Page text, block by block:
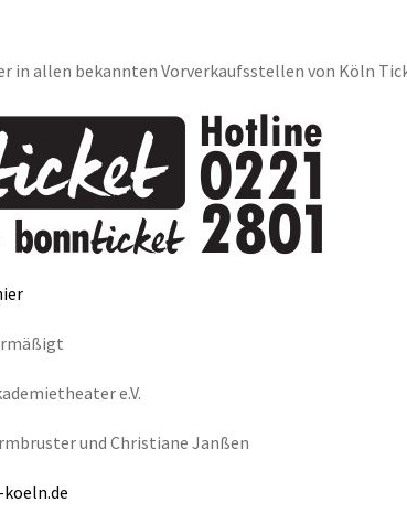
in allen bekannten Vorverkaufsstellen von Köln
e.V.
und Christiane Janßen